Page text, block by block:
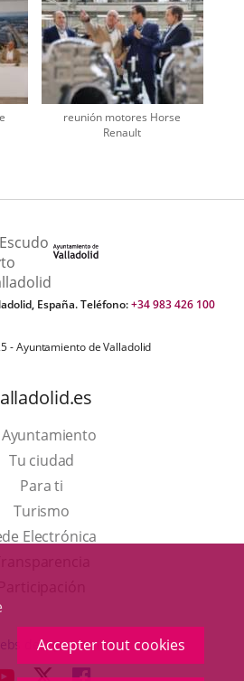
Accepter tout cookies
reunión motores Horse
Renault
España. Teléfono:+34 983 426 100
- Ayuntamiento de Valladolid
Ayuntamiento
Tu ciudad
Para ti
TurismoEste
enlace
una
ventana
Electrónica
externa.
del ayuntamiento
ENLACEENLACEENLACE